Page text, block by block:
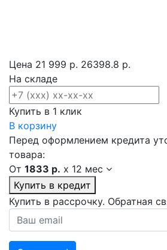
Цена 21 999 р. 26398.8 р.
На складе
Купить в 1 клик
В корзину
Перед оформлением кредита
товара:
От 1833 р. x 12 мес
Купить в кредит
Купить в рассрочку. Обратная